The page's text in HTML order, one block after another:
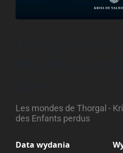
Les mondes de Thorgal -
des Enfants perdus
Data wydania